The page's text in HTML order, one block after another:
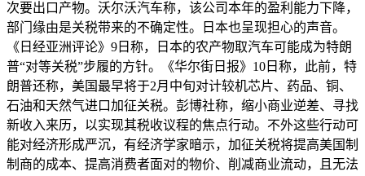
次要出口产物。沃尔沃汽车称，该公司本年的盈利能力下降，
部门缘由是关税带来的不确定性。日本也呈现担心的声音。
《日经亚洲评论》9日称，日本的农产物取汽车可能成为特朗
普“对等关税”步履的方针。《华尔街日报》10日称，此前，特
朗普还称，美国最早将于2月中旬对计较机芯片、药品、铜、
石油和天然气进口加征关税。彭博社称，缩小商业逆差、寻找
新收入来历，以实现其税收议程的焦点行动。不外这些行动可
能对经济形成严沉，有经济学家暗示，加征关税将提高美国制
制商的成本、提高消费者面对的物价、削减商业流动，且无法